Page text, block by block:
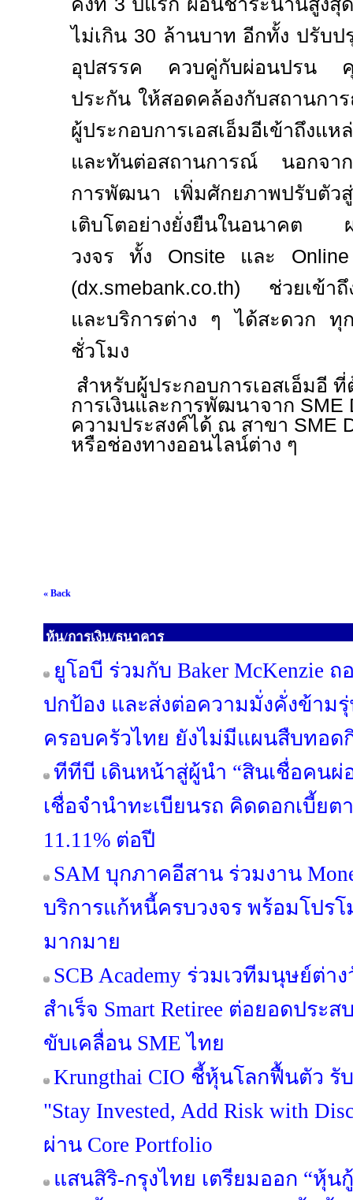
ไม่เกิน 30 ล้านบาท อีกทั้ง ปรับป
อุปสรรค ควบคู่กับผ่อนปรน
ประกัน ให้สอดคล้องกับสถานกา
ผู้ประกอบการเอสเอ็มอีเข้าถึงแห
และทันต่อสถานการณ์ นอกจา
การพัฒนา เพิ่มศักยภาพปรับตัว
เติบโตอย่างยั่งยืนในอนาคต
วงจร ทั้ง Onsite และ
(dx.smebank.co.th)
ช่วยเข้า
และบริการต่าง ๆ ได้สะดวก
ชั่วโมง
สำหรับผู้ประกอบการเอสเอ็มอี
การเงินและการพัฒนาจาก SME
ความประสงค์ได้ ณ สาขา SME
หรือช่องทางออนไลน์ต่าง ๆ
« Back
หุ้น/การเงิน/ธนาคาร
ยูโอบี ร่วมกับ Baker McKenzie
ปกป้อง และส่งต่อความมั่งคั่งข้าม
ครอบครัวไทย ยังไม่มีแผนสืบทอด
ทีทีบี เดินหน้าสู่ผู้นำ “สินเชื่อคน
เชื่อจำนำทะเบียนรถ คิดดอกเบี้ย
11.11% ต่อปี
SAM บุกภาคอีสาน ร่วมงาน
บริการแก้หนี้ครบวงจร พร้อมโปร
มากมาย
SCB Academy ร่วมเวทีมนุษย์ต่า
สำเร็จ Smart Retiree ต่อยอดปร
ขับเคลื่อน SME ไทย
Krungthai CIO ชี้หุ้นโลกฟื้นตัว
"Stay Invested, Add Risk with
ผ่าน Core Portfolio
แสนสิริ-กรุงไทย เตรียมออก “หุ้